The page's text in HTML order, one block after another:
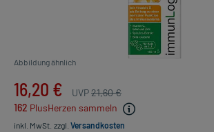
Abbildung ähnlich
16,20 € UVP21,60 €
162 PlusHerzen sammeln
inkl. MwSt. zzgl. Versandkosten